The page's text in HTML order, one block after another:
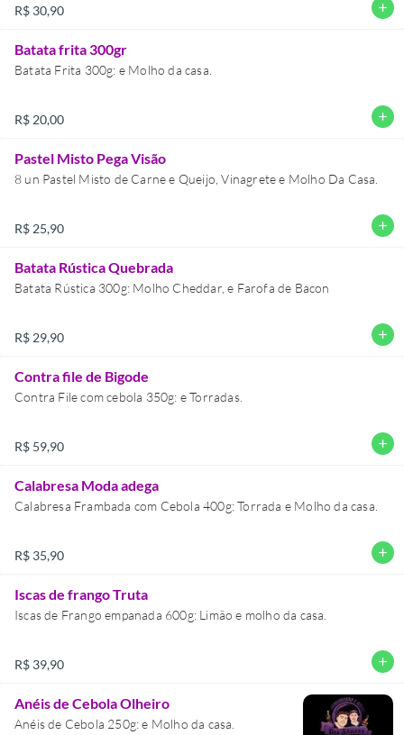
R$ 30,90 add
Batata frita 300gr
Batata Frita 300g: e Molho da casa.
R$ 20,00 add
Pastel Misto Pega Visão
8 un Pastel Misto de Carne e Queijo, Vinagrete e Molho Da Casa.
R$ 25,90 add
Batata Rústica Quebrada
Batata Rústica 300g: Molho Cheddar, e Farofa de Bacon
R$ 29,90 add
Contra file de Bigode
Contra File com cebola 350g: e Torradas.
R$ 59,90 add
Calabresa Moda adega
Calabresa Frambada com Cebola 400g: Torrada e Molho da casa.
R$ 35,90 add
Iscas de frango Truta
Iscas de Frango empanada 600g: Limão e molho da casa.
R$ 39,90 add
Anéis de Cebola Olheiro
Anéis de Cebola 250g: e Molho da casa.